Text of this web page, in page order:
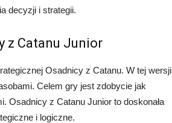
decyzji i strategii.
z Catanu Junior
Osadnicy z Catanu. W tej wersji
Celem gry jest zdobycie jak
Osadnicy z Catanu Junior to doskonała
i logiczne.